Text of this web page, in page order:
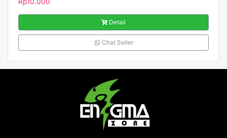
Rp10.000
Detail
Chat Seller